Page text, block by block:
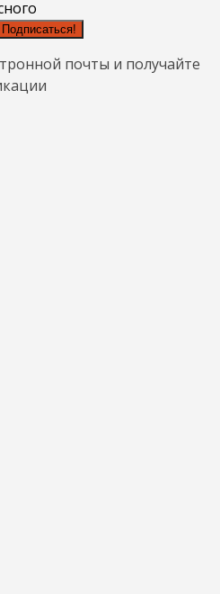
Подписаться!
почты и получайте